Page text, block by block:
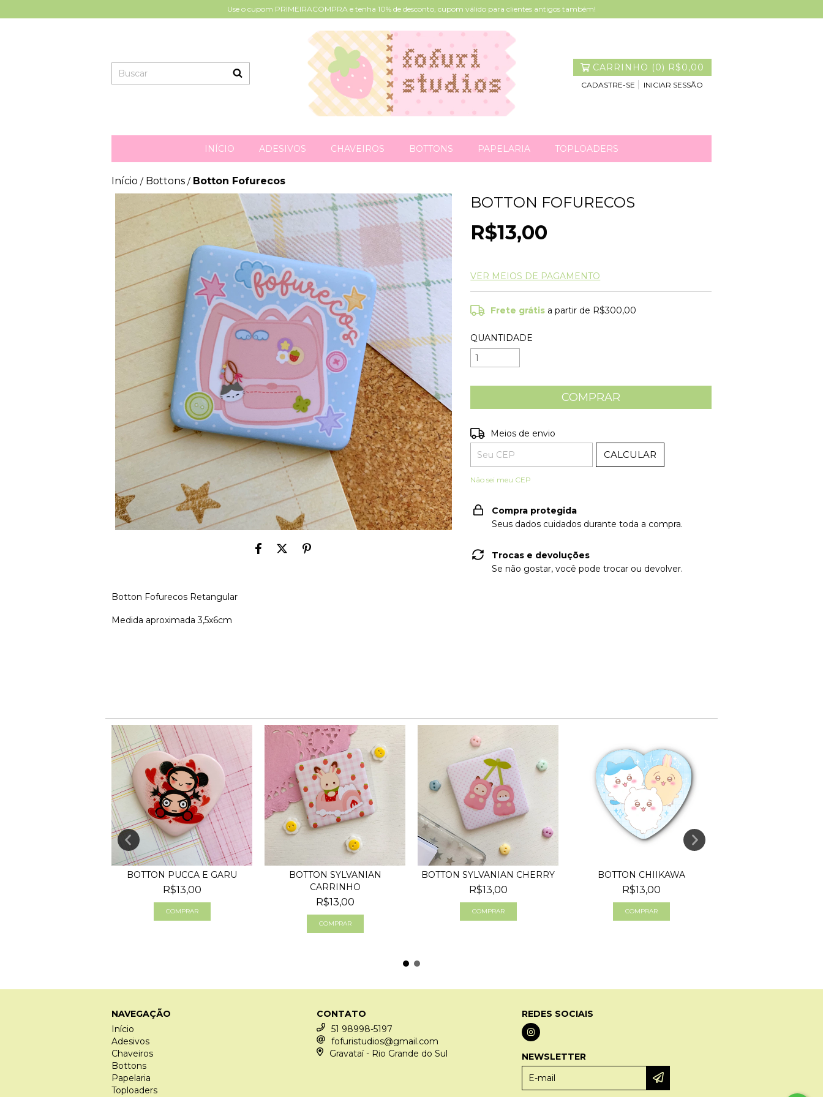
Use o cupom PRIMEIRACOMPRA e tenha 10% de desconto, cupom válido para clientes antigos também!
CARRINHO (0) R$0,00
CADASTRE-SE INICIAR SESSÃO
INÍCIO ADESIVOS CHAVEIROS BOTTONS PAPELARIA TOPLOADERS
Início / Bottons / Botton Fofurecos
Botton Fofurecos Retangular
Medida aproximada 3,5x6cm
BOTTON FOFURECOS
R$13,00
VER MEIOS DE PAGAMENTO
Frete grátis a partir de R$300,00
QUANTIDADE
Entregas para o CEP:
Meios de envio
CALCULAR
Não sei meu CEP
Compra protegida
Seus dados cuidados durante toda a compra.
Trocas e devoluções
Se não gostar, você pode trocar ou devolver.
BOTTON PUCCA E GARU
R$13,00
BOTTON SYLVANIAN
CARRINHO
R$13,00
BOTTON SYLVANIAN CHERRY
R$13,00
BOTTON CHIIKAWA
R$13,00
NAVEGAÇÃO
Início
Adesivos
Chaveiros
Bottons
Papelaria
Toploaders
CONTATO
51 98998-5197
fofuristudios@gmail.com
Gravataí - Rio Grande do Sul
REDES SOCIAIS
NEWSLETTER